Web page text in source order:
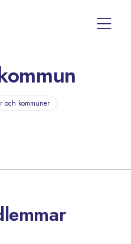
och kommuner